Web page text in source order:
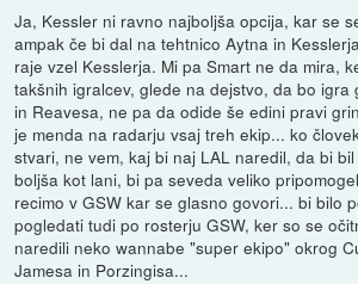
Ja, Kessler ni ravno najboljša opcija, kar se
ampak če bi dal na tehtnico Aytna in
raje vzel Kesslerja. Mi pa Smart ne da mira,
takšnih igralcev, glede na dejstvo, da bo igra
in Reavesa, ne pa da odide še edini pravi
je menda na radarju vsaj treh ekip... ko
stvari, ne vem, kaj bi naj LAL naredil, da bi
boljša kot lani, bi pa seveda veliko
recimo v GSW kar se glasno govori... bi bilo
pogledati tudi po rosterju GSW, ker so se
naredili neko wannabe "super ekipo" okrog
Jamesa in Porzingisa...